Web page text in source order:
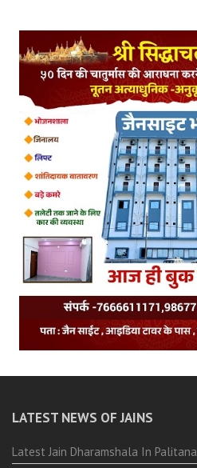
LATEST NEWS OF JAINS
Latest Jain Dharamshala In Palitana